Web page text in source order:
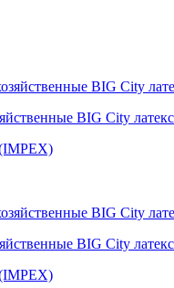
BIG City
BIG City